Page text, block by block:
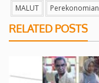
MALUT
Perekonomian
RELATED POSTS